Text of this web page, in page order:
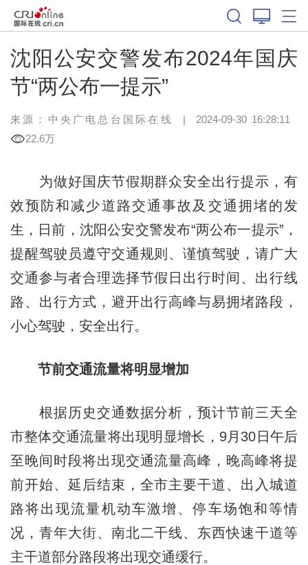
沈阳公安交警发布2024年国庆
节“两公布一提示”
来源：中央广电总台国际在线 | 2024-09-30 16:28:11
22.6万
为做好国庆节假期群众安全出行提示，有
效预防和减少道路交通事故及交通拥堵的发
生，日前，沈阳公安交警发布“两公布一提示”，
提醒驾驶员遵守交通规则、谨慎驾驶，请广大
交通参与者合理选择节假日出行时间、出行线
路、出行方式，避开出行高峰与易拥堵路段，
小心驾驶，安全出行。
节前交通流量将明显增加
根据历史交通数据分析，预计节前三天全
市整体交通流量将出现明显增长，9月30日午后
至晚间时段将出现交通流量高峰，晚高峰将提
前开始、延后结束，全市主要干道、出入城道
路将出现流量机动车激增、停车场饱和等情
况，青年大街、南北二干线、东西快速干道等
主干道部分路段将出现交通缓行。